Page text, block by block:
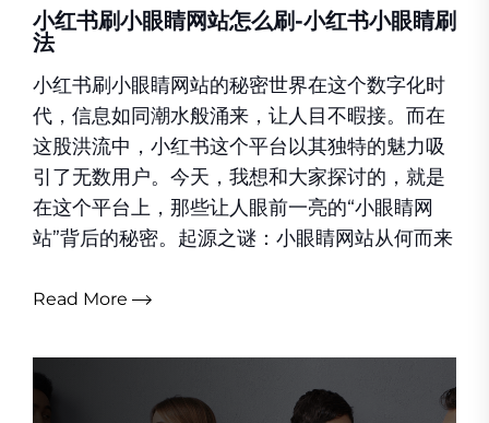
小红书刷小眼睛网站怎么刷-小红书小眼睛刷
法
小红书刷小眼睛网站的秘密世界在这个数字化时
代，信息如同潮水般涌来，让人目不暇接。而在
这股洪流中，小红书这个平台以其独特的魅力吸
引了无数用户。今天，我想和大家探讨的，就是
在这个平台上，那些让人眼前一亮的“小眼睛网
站”背后的秘密。起源之谜：小眼睛网站从何而来
Read More